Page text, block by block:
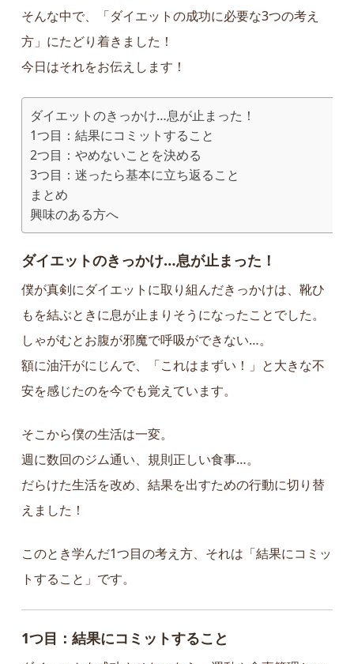
そんな中で、「ダイエットの成功に必要な3つの考え
方」にたどり着きました！
今日はそれをお伝えします！
ダイエットのきっかけ…息が止まった！
1つ目：結果にコミットすること
2つ目：やめないことを決める
3つ目：迷ったら基本に立ち返ること
まとめ
興味のある方へ
ダイエットのきっかけ…息が止まった！
僕が真剣にダイエットに取り組んだきっかけは、靴ひ
もを結ぶときに息が止まりそうになったことでした。
しゃがむとお腹が邪魔で呼吸ができない…。
額に油汗がにじんで、「これはまずい！」と大きな不
安を感じたのを今でも覚えています。
そこから僕の生活は一変。
週に数回のジム通い、規則正しい食事…。
だらけた生活を改め、結果を出すための行動に切り替
えました！
このとき学んだ1つ目の考え方、それは「結果にコミッ
トすること」です。
1つ目：結果にコミットすること